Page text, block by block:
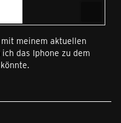
meinem aktuellen
das Iphone zu dem